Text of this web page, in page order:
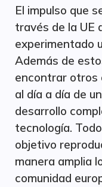
El impulso que
través de la UE
experimentado
Además de
encontrar otros
al día a día de
desarrollo
tecnología.
objetivo
manera amplia
comunidad